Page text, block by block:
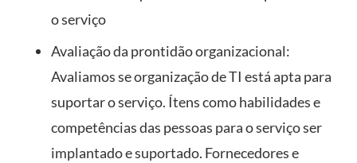
o serviço
Avaliação da prontidão organizacional:
Avaliamos se organização de TI está apta para
suportar o serviço. Ítens como habilidades e
competências das pessoas para o serviço ser
implantado e suportado. Fornecedores e